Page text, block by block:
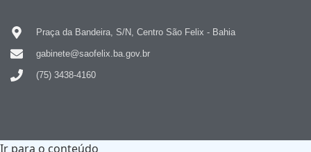
Praça da Bandeira, S/N, Centro São Felix - Bahia
gabinete@saofelix.ba.gov.br
(75) 3438-4160
Ir para o conteúdo